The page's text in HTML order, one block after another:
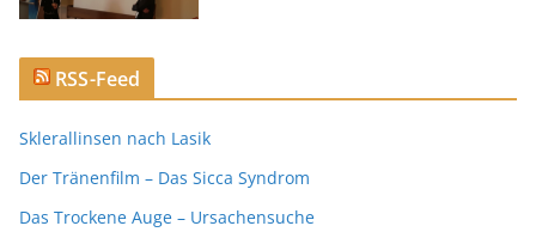
RSS-Feed
Sklerallinsen nach Lasik
Der Tränenfilm – Das Sicca Syndrom
Das Trockene Auge – Ursachensuche